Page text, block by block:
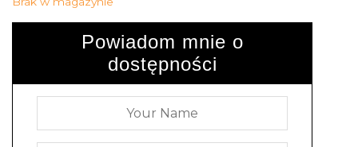
Powiadom mnie o
dostępności